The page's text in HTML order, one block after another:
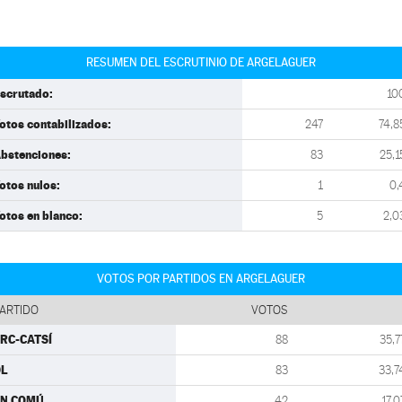
RESUMEN DEL ESCRUTINIO DE ARGELAGUER
contabilizados: 247
83
nulos: 1
en blanco: 5
VOTOS POR PARTIDOS EN ARGELAGUER
VOTOS
CATSÍ 88
83